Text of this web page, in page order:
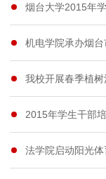
烟台大学2015年
机电学院承办烟
我校开展春季植树
2015年学生干部
法学院启动阳光体